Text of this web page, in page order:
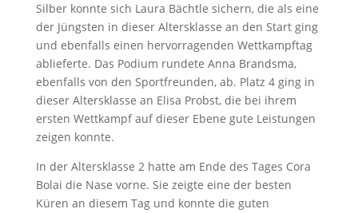
Silber konnte sich Laura Bächtle sichern, die als eine
der Jüngsten in dieser Altersklasse an den Start ging
und ebenfalls einen hervorragenden Wettkampftag
ablieferte. Das Podium rundete Anna Brandsma,
ebenfalls von den Sportfreunden, ab. Platz 4 ging in
dieser Altersklasse an Elisa Probst, die bei ihrem
ersten Wettkampf auf dieser Ebene gute Leistungen
zeigen konnte.
In der Altersklasse 2 hatte am Ende des Tages Cora
Bolai die Nase vorne. Sie zeigte eine der besten
Küren an diesem Tag und konnte die guten